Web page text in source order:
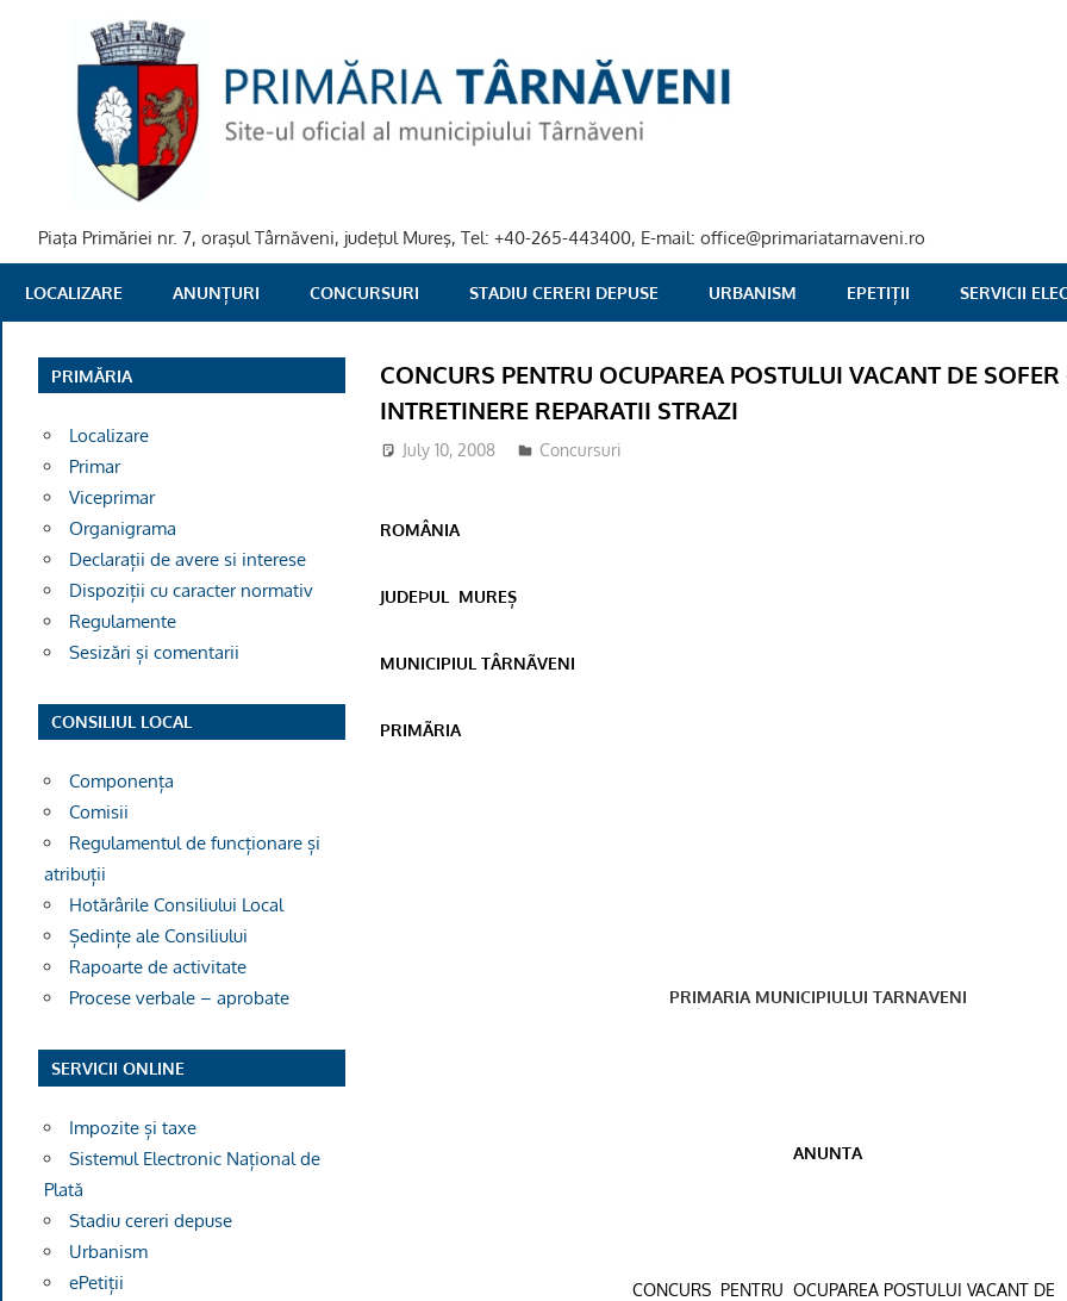
PRIMARIA
TARNAVENI
Piaţa Primăriei nr. 7, oraşul Târnăveni, judeţul Mureş, Tel: +40-265-443400, E-mail: office@primariatarnaveni.ro
LOCALIZARE ANUNȚURI CONCURSURI STADIU CERERI DEPUSE URBANISM EPETIȚII SERVICII
CONCURS PENTRU OCUPAREA POSTULUI VACANT DE
INTRETINERE REPARATII STRAZI
July 10, 2008 Concursuri
ROMÂNIA
JUDEÞUL MUREȘ
MUNICIPIUL TÂRNÃVENI
PRIMÃRIA
PRIMARIA MUNICIPIULUI TARNAVENI
ANUNTA
CONCURS PENTRU OCUPAREA POSTULUI VACANT DE
PRIMĂRIA
Localizare
Primar
Viceprimar
Organigrama
Declarații de avere si interese
Dispoziții cu caracter normativ
Regulamente
Sesizări și comentarii
CONSILIUL LOCAL
Componența
Comisii
Regulamentul de funcționare și
atribuții
Hotărârile Consiliului Local
Ședințe ale Consiliului
Rapoarte de activitate
Procese verbale – aprobate
SERVICII ONLINE
Impozite și taxe
Sistemul Electronic Național de
Plată
Stadiu cereri depuse
Urbanism
ePetiții